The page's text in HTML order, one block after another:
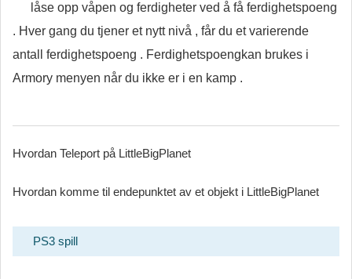
låse opp våpen og ferdigheter ved å få ferdighetspoeng
. Hver gang du tjener et nytt nivå , får du et varierende
antall ferdighetspoeng . Ferdighetspoengkan brukes i
Armory menyen når du ikke er i en kamp .
Hvordan Teleport på LittleBigPlanet
Hvordan komme til endepunktet av et objekt i LittleBigPlanet
PS3 spill